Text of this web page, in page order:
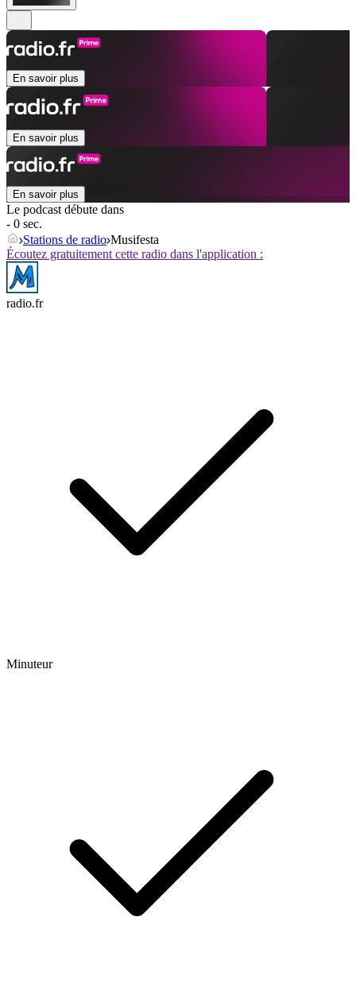
En savoir plus
En savoir plus
En savoir plus
Le podcast débute dans
- 0 sec.
Stations de radio Musifesta
Écoutez gratuitement cette radio dans l'application :
radio.fr
Minuteur